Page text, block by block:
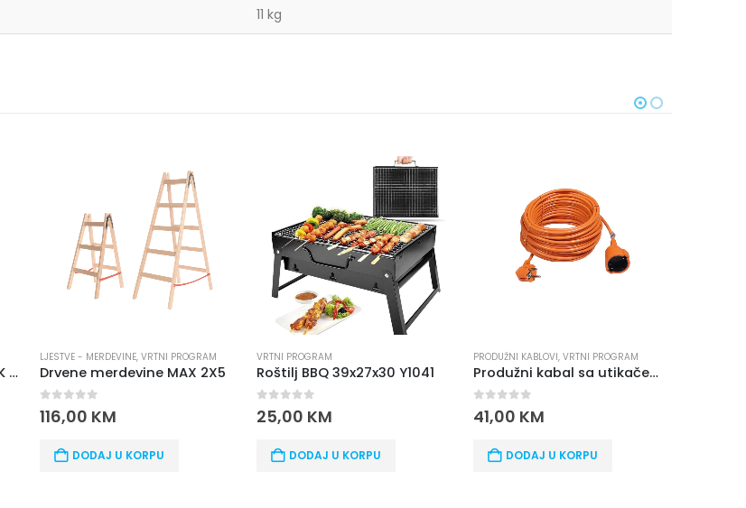
11 kg
Merdevine FABBYGO KLASIK 117
LJESTVE - MERDEVINE, VRTNI PROGRAM
Drvene merdevine MAX 2X5
0out of 5
116,00 KM
DODAJ U KORPU
VRTNI PROGRAM
Roštilj BBQ 39x27x30 Y1041
0 out of 5
25,00 KM
DODAJ U KORPU
PRODUŽNI KABLOVI, VRTNI PROGRAM
Produžni kabal sa utikačem za kosilicu 30M
out of 5
41,00 KM
DODAJ U KORPU